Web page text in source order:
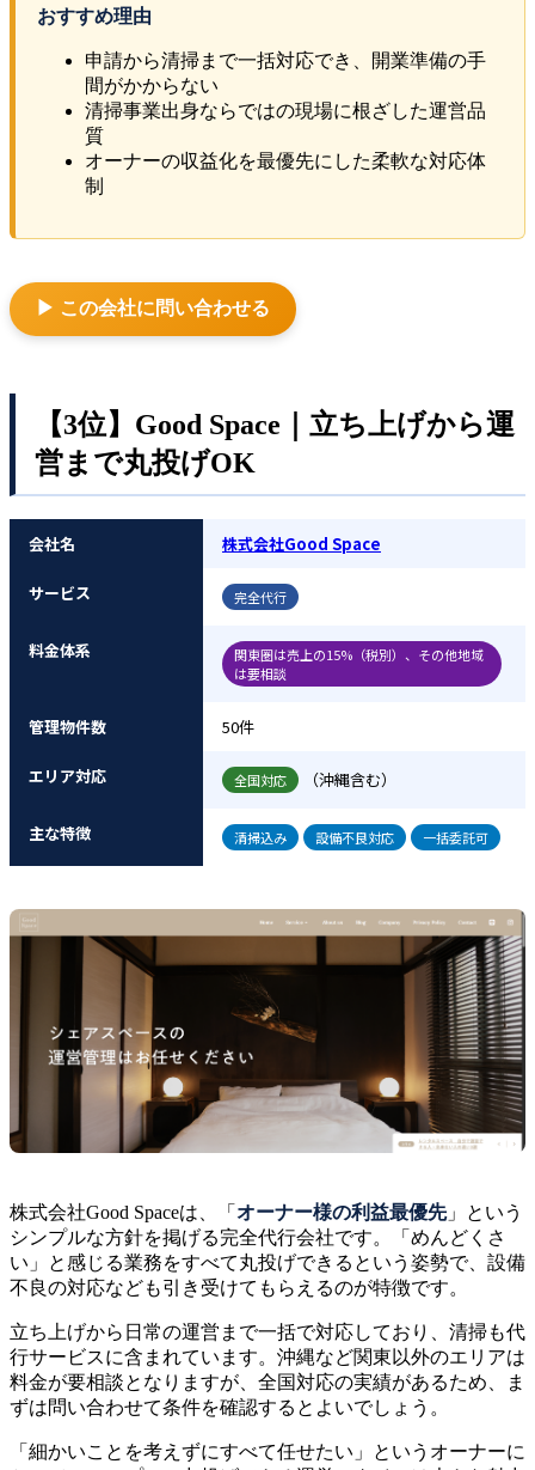
おすすめ理由
申請から清掃まで一括対応でき、開業準備の手
間がかからない
清掃事業出身ならではの現場に根ざした運営品
質
オーナーの収益化を最優先にした柔軟な対応体
制
▶ この会社に問い合わせる
【3位】Good Space｜立ち上げから運
営まで丸投げOK
会社名 株式会社Good Space
サービス 完全代行
料金体系
関東圏は売上の15%（税別）、その他地域
は要相談
管理物件数 50件
エリア対応 全国対応 （沖縄含む）
主な特徴 清掃込み 設備不良対応 一括委託可
株式会社Good Spaceは、「 オーナー様の利益最優先」という
シンプルな方針を掲げる完全代行会社です。「めんどくさ
い」と感じる業務をすべて丸投げできるという姿勢で、設備
不良の対応なども引き受けてもらえるのが特徴です。
立ち上げから日常の運営まで一括で対応しており、清掃も代
行サービスに含まれています。沖縄など関東以外のエリアは
料金が要相談となりますが、全国対応の実績があるため、ま
ずは問い合わせて条件を確認するとよいでしょう。
「細かいことを考えずにすべて任せたい」というオーナーに